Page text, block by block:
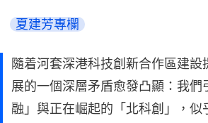
夏建芳專欄
隨着河套深港科技創新合作區建設
展的一個深層矛盾愈發凸顯：我們
融」與正在崛起的「北科創」，似